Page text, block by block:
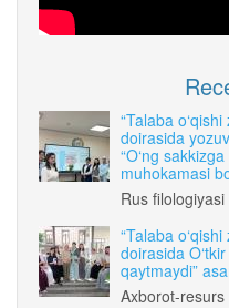
“Talaba
doirasida
“O‘ng
muhokamasi
Rus
“Talaba
doirasida
qaytmaydi”
Axborot-resurs